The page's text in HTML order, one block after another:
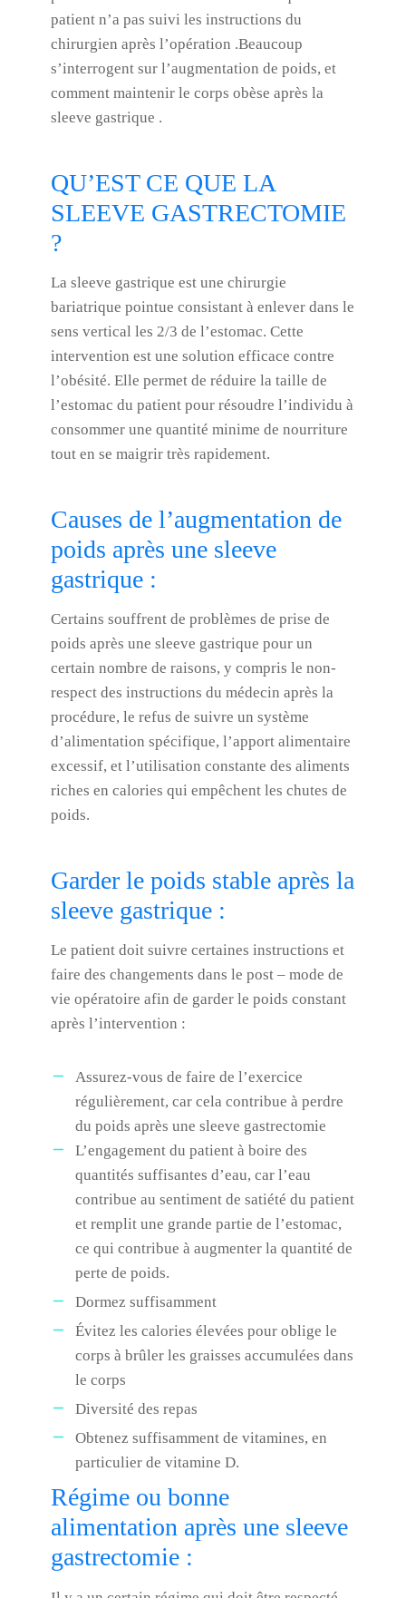
patient n’a pas suivi les instructions du
chirurgien après l’opération .Beaucoup
s’interrogent sur l’augmentation de poids, et
comment maintenir le corps obèse après la
sleeve gastrique .
QU’EST CE QUE LA
SLEEVE GASTRECTOMIE
?
La sleeve gastrique est une chirurgie
bariatrique pointue consistant à enlever dans le
sens vertical les 2/3 de l’estomac. Cette
intervention est une solution efficace contre
l’obésité. Elle permet de réduire la taille de
l’estomac du patient pour résoudre l’individu à
consommer une quantité minime de nourriture
tout en se maigrir très rapidement.
Causes de l’augmentation de
poids après une sleeve
gastrique :
Certains souffrent de problèmes de prise de
poids après une sleeve gastrique pour un
certain nombre de raisons, y compris le non-
respect des instructions du médecin après la
procédure, le refus de suivre un système
d’alimentation spécifique, l’apport alimentaire
excessif, et l’utilisation constante des aliments
riches en calories qui empêchent les chutes de
poids.
Garder le poids stable après la
sleeve gastrique :
Le patient doit suivre certaines instructions et
faire des changements dans le post – mode de
vie opératoire afin de garder le poids constant
après l’intervention :
Assurez-vous de faire de l’exercice
régulièrement, car cela contribue à perdre
du poids après une sleeve gastrectomie
L’engagement du patient à boire des
quantités suffisantes d’eau, car l’eau
contribue au sentiment de satiété du patient
et remplit une grande partie de l’estomac,
ce qui contribue à augmenter la quantité de
perte de poids.
Dormez suffisamment
Évitez les calories élevées pour oblige le
corps à brûler les graisses accumulées dans
le corps
Diversité des repas
Obtenez suffisamment de vitamines, en
particulier de vitamine D.
Régime ou bonne
alimentation après une sleeve
gastrectomie :